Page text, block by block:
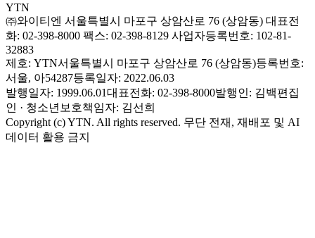
YTN
㈜와이티엔 서울특별시 마포구 상암산로 76 (상암동) 대표전
화: 02-398-8000 팩스: 02-398-8129 사업자등록번호: 102-81-
32883
제호: YTN서울특별시 마포구 상암산로 76 (상암동)등록번호:
서울, 아54287등록일자: 2022.06.03
발행일자: 1999.06.01대표전화: 02-398-8000발행인: 김백편집
인 · 청소년보호책임자: 김선희
Copyright (c) YTN. All rights reserved. 무단 전재, 재배포 및 AI
데이터 활용 금지